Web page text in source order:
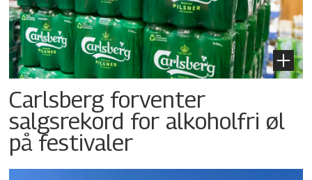
Carlsberg forventer
salgsrekord for alkoholfri øl
på festivaler